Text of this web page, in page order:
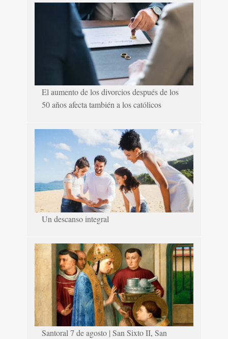
El aumento de los divorcios después de los
50 años afecta también a los católicos
Un descanso integral
Santoral 7 de agosto | San Sixto II, San